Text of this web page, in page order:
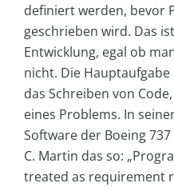
definiert werden, bevor
geschrieben wird. Das
Entwicklung, egal ob
nicht. Die
das Schreiben von
eines Problems. In
Software der Boeing
C. Martin das so:
treated as requirement